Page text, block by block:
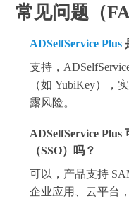
常见问题（
ADSelfService Plus
支持，
（如 YubiKey），
露风险。
ADSelfService
（SSO）吗？
可以，产品支持
企业应用、云平台